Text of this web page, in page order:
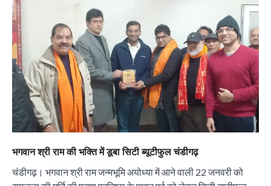
भगवान श्री राम की भक्ति में डूबा सिटी ब्यूटीफुल चंडीगढ़
चंडीगढ़। भगवान श्री राम जन्मभूमि अयोध्या में आने वाली 22 जनवरी को